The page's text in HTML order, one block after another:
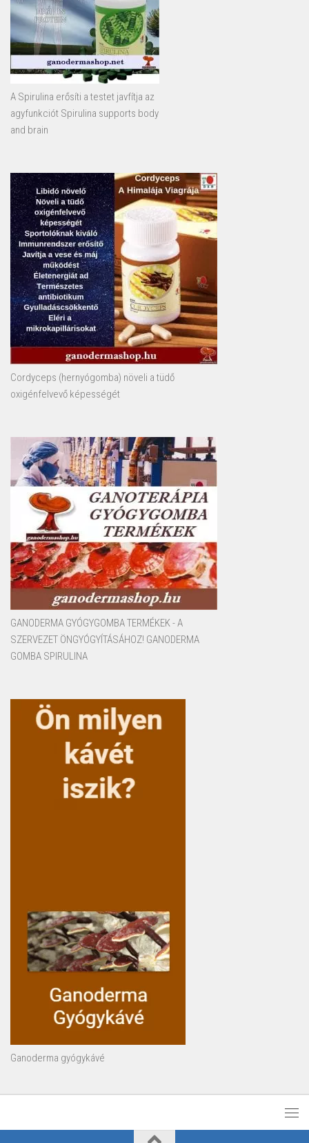
A Spirulina erősíti a testet javfítja az
agyfunkciót Spirulina supports body
and brain
Cordyceps (hernyógomba) növeli a tüdő
oxigénfelvevő képességét
GANODERMA GYÓGYGOMBA TERMÉKEK - A
SZERVEZET ÖNGYÓGYÍTÁSÁHOZ! GANODERMA
GOMBA SPIRULINA
Ganoderma gyógykávé